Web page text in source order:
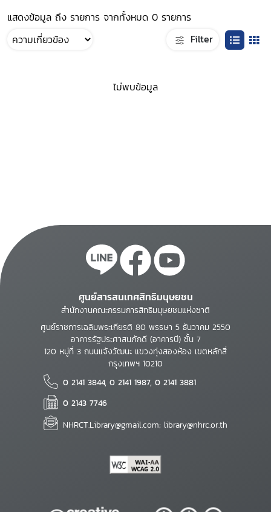
แสดงข้อมูล ถึง รายการ จากทั้งหมด 0 รายการ
Filter
ไม่พบข้อมูล
ศูนย์สารสนเทศสิทธิมนุษยชน
สำนักงานคณะกรรมการสิทธิมนุษยชนแห่งชาติ
ศูนย์ราชการเฉลิมพระเกียรติ 80 พรรษา 5 ธันวาคม 2550
อาคารรัฐประศาสนภักดี (อาคารบี) ชั้น 7
120 หมู่ที่ 3 ถนนแจ้งวัฒนะ แขวงทุ่งสองห้อง เขตหลักสี่
กรุงเทพฯ 10210
0 2141 3844, 0 2141 1987, 0 2141 3881
0 2143 7746
NHRCT.Library@gmail.com; library@nhrc.or.th